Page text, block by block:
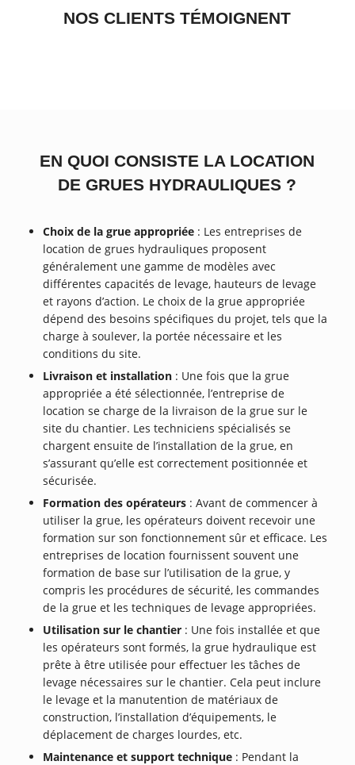
NOS CLIENTS TÉMOIGNENT
EN QUOI CONSISTE LA LOCATION
DE GRUES HYDRAULIQUES ?
Choix de la grue appropriée : Les entreprises de
location de grues hydrauliques proposent
généralement une gamme de modèles avec
différentes capacités de levage, hauteurs de levage
et rayons d’action. Le choix de la grue appropriée
dépend des besoins spécifiques du projet, tels que la
charge à soulever, la portée nécessaire et les
conditions du site.
Livraison et installation : Une fois que la grue
appropriée a été sélectionnée, l’entreprise de
location se charge de la livraison de la grue sur le
site du chantier. Les techniciens spécialisés se
chargent ensuite de l’installation de la grue, en
s’assurant qu’elle est correctement positionnée et
sécurisée.
Formation des opérateurs : Avant de commencer à
utiliser la grue, les opérateurs doivent recevoir une
formation sur son fonctionnement sûr et efficace. Les
entreprises de location fournissent souvent une
formation de base sur l’utilisation de la grue, y
compris les procédures de sécurité, les commandes
de la grue et les techniques de levage appropriées.
Utilisation sur le chantier : Une fois installée et que
les opérateurs sont formés, la grue hydraulique est
prête à être utilisée pour effectuer les tâches de
levage nécessaires sur le chantier. Cela peut inclure
le levage et la manutention de matériaux de
construction, l’installation d’équipements, le
déplacement de charges lourdes, etc.
Maintenance et support technique : Pendant la